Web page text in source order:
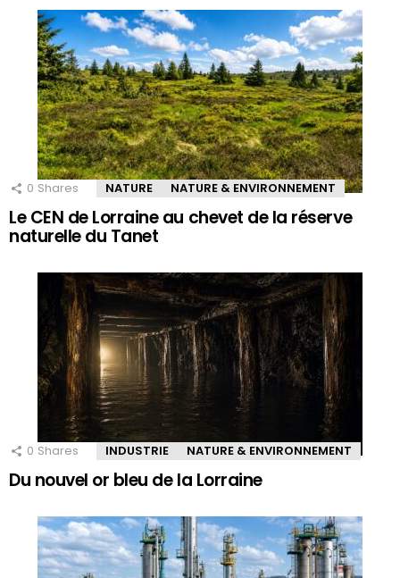
0 Shares NATURE NATURE & ENVIRONNEMENT
Le CEN de Lorraine au chevet de la réserve
naturelle du Tanet
0 Shares INDUSTRIE NATURE & ENVIRONNEMENT
Du nouvel or bleu de la Lorraine